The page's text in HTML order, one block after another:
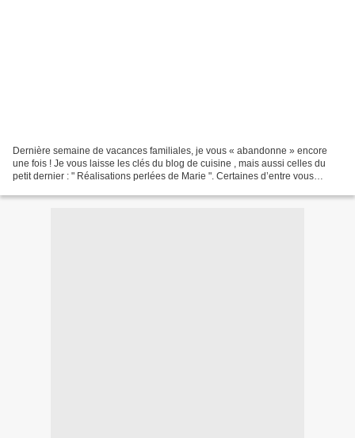
Dernière semaine de vacances familiales, je vous « abandonne » encore
une fois ! Je vous laisse les clés du blog de cuisine , mais aussi celles du
petit dernier : " Réalisations perlées de Marie ". Certaines d’entre vous